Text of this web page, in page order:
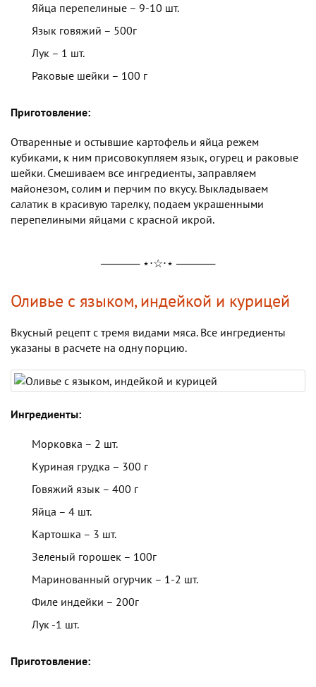
Яйца перепелиные – 9-10 шт.
Язык говяжий – 500г
Лук – 1 шт.
Раковые шейки – 100 г
Приготовление:
Отваренные и остывшие картофель и яйца режем
кубиками, к ним присовокупляем язык, огурец и раковые
шейки. Смешиваем все ингредиенты, заправляем
майонезом, солим и перчим по вкусу. Выкладываем
салатик в красивую тарелку, подаем украшенными
перепелиными яйцами с красной икрой.
───── ⋆⋅☆⋅⋆ ─────
Оливье с языком, индейкой и курицей
Вкусный рецепт с тремя видами мяса. Все ингредиенты
указаны в расчете на одну порцию.
Ингредиенты:
Морковка – 2 шт.
Куриная грудка – 300 г
Говяжий язык – 400 г
Яйца – 4 шт.
Картошка – 3 шт.
Зеленый горошек – 100г
Маринованный огурчик – 1-2 шт.
Филе индейки – 200г
Лук -1 шт.
Приготовление: